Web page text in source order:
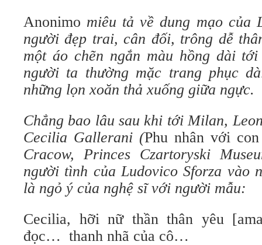
Anonimo miêu tả về dung mạo của
người đẹp trai, cân đối, trông dễ
một áo chẽn ngắn màu hồng dài
người ta thường mặc trang phục
những lọn xoăn thả xuống giữa ngực.
Chẳng bao lâu sau khi tới Milan,
Cecilia Gallerani (Phu nhân với
Cracow, Princes Czartoryski
người tình của Ludovico Sforza vào
là ngỏ ý của nghệ sĩ với người mẫu:
Cecilia, hỡi nữ thần thân yêu
đọc… thanh nhã của cô…